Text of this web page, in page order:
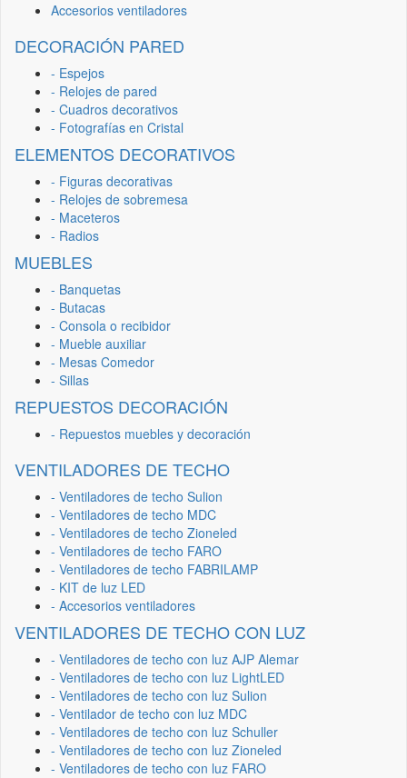
Accesorios ventiladores
DECORACIÓN PARED
- Espejos
- Relojes de pared
- Cuadros decorativos
- Fotografías en Cristal
ELEMENTOS DECORATIVOS
- Figuras decorativas
- Relojes de sobremesa
- Maceteros
- Radios
MUEBLES
- Banquetas
- Butacas
- Consola o recibidor
- Mueble auxiliar
- Mesas Comedor
- Sillas
REPUESTOS DECORACIÓN
- Repuestos muebles y decoración
VENTILADORES DE TECHO
- Ventiladores de techo Sulion
- Ventiladores de techo MDC
- Ventiladores de techo Zioneled
- Ventiladores de techo FARO
- Ventiladores de techo FABRILAMP
- KIT de luz LED
- Accesorios ventiladores
VENTILADORES DE TECHO CON LUZ
- Ventiladores de techo con luz AJP Alemar
- Ventiladores de techo con luz LightLED
- Ventiladores de techo con luz Sulion
- Ventilador de techo con luz MDC
- Ventiladores de techo con luz Schuller
- Ventiladores de techo con luz Zioneled
- Ventiladores de techo con luz FARO